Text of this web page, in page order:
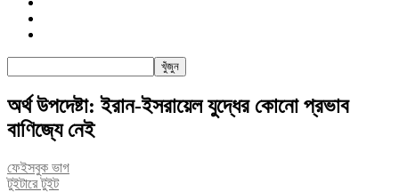
অর্থ উপদেষ্টা: ইরান-ইসরায়েল যুদ্ধের কোনো প্রভাব
বাণিজ্যে নেই
ফেইসবুক ভাগ
টুইটারে টুইট